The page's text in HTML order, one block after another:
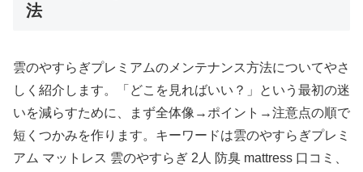
法
雲のやすらぎプレミアムのメンテナンス方法についてやさ
しく紹介します。「どこを見ればいい？」という最初の迷
いを減らすために、まず全体像→ポイント→注意点の順で
短くつかみを作ります。キーワードは雲のやすらぎプレミ
アム マットレス 雲のやすらぎ 2人 防臭 mattress 口コミ、